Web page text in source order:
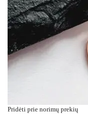
Pridėti prie norimų prekių